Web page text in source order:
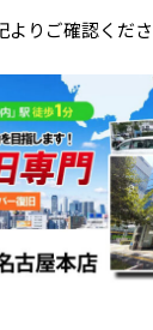
よりご確認くださ